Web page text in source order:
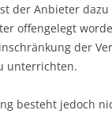
der Anbieter
offengelegt
der
unterrichten.
besteht jedoch